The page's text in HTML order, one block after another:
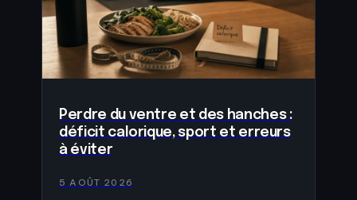
Perdre du ventre et des hanches :
déficit calorique, sport et erreurs
à éviter
5 AOÛT 2026